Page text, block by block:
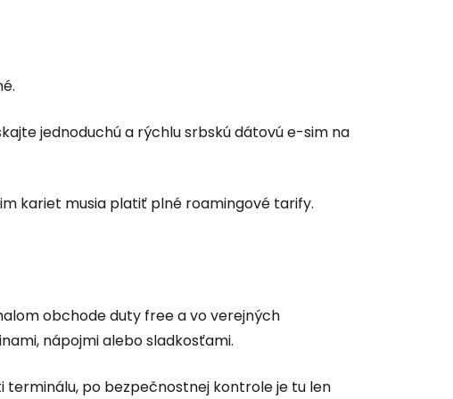
jednoduchú a rýchlu srbskú dátovú e-sim na
kariet musia platiť plné roamingové tarify.
obchodeduty freea vo verejných
nápojmi alebo sladkosťami.
po bezpečnostnej kontrole je tu len
do služby
Pokračovať na Facebooku
Pokračovať s e-mailom